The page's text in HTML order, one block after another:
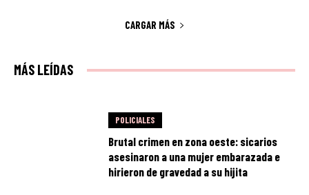
CARGAR MÁS
MÁS LEÍDAS
POLICIALES
Brutal crimen en zona oeste: sicarios
asesinaron a una mujer embarazada e
hirieron de gravedad a su hijita